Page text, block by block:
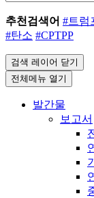
추천검색어 #트럼
#탄소 #CPTPP
검색 레이어 닫기
전체메뉴 열기
발간물
보고서